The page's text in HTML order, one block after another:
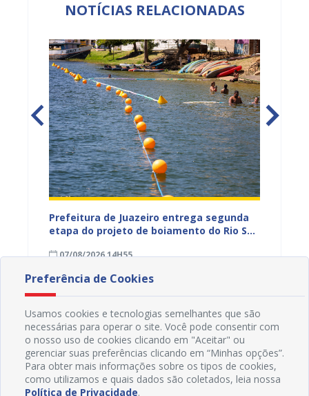
NOTÍCIAS RELACIONADAS
Prefeitura de Juazeiro entrega segunda
etapa do projeto de boiamento do Rio São
de banho
07/08/2026 14H55 07/
Preferência de Cookies
Usamos cookies e tecnologias semelhantes que são
necessárias para operar o site. Você pode consentir com
o nosso uso de cookies clicando em "Aceitar" ou
gerenciar suas preferências clicando em “Minhas opções”.
Para obter mais informações sobre os tipos de cookies,
como utilizamos e quais dados são coletados, leia nossa
Política de Privacidade.